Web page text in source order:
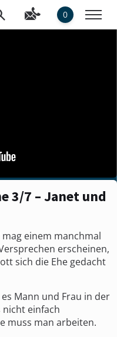
0
3/7 – Janet und
mag einem manchmal
erscheinen,
sich die Ehe gedacht
Mann und Frau in der
nicht einfach
muss man arbeiten.